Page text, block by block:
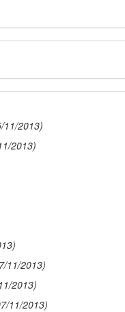
11/2013)
2013)
11/2013)
2013)
11/2013)